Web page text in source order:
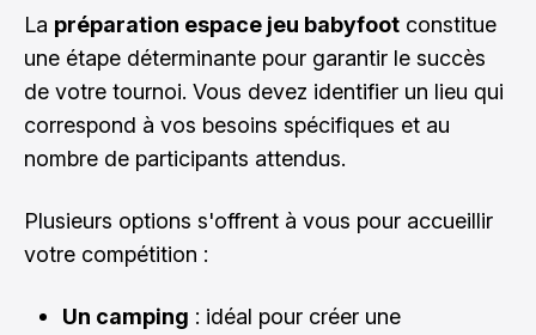
La préparation espace jeu babyfoot constitue
une étape déterminante pour garantir le succès
de votre tournoi. Vous devez identifier un lieu qui
correspond à vos besoins spécifiques et au
nombre de participants attendus.
Plusieurs options s'offrent à vous pour accueillir
votre compétition :
Un camping : idéal pour créer une